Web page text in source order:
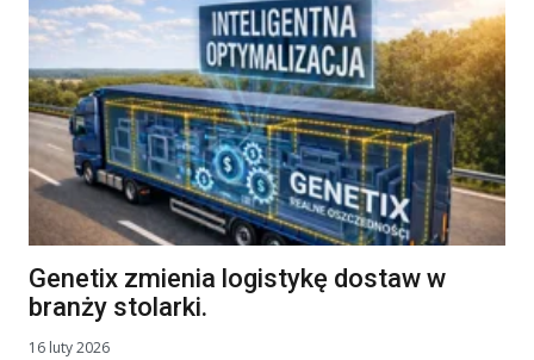
Genetix zmienia logistykę dostaw w
branży stolarki.
16 luty 2026